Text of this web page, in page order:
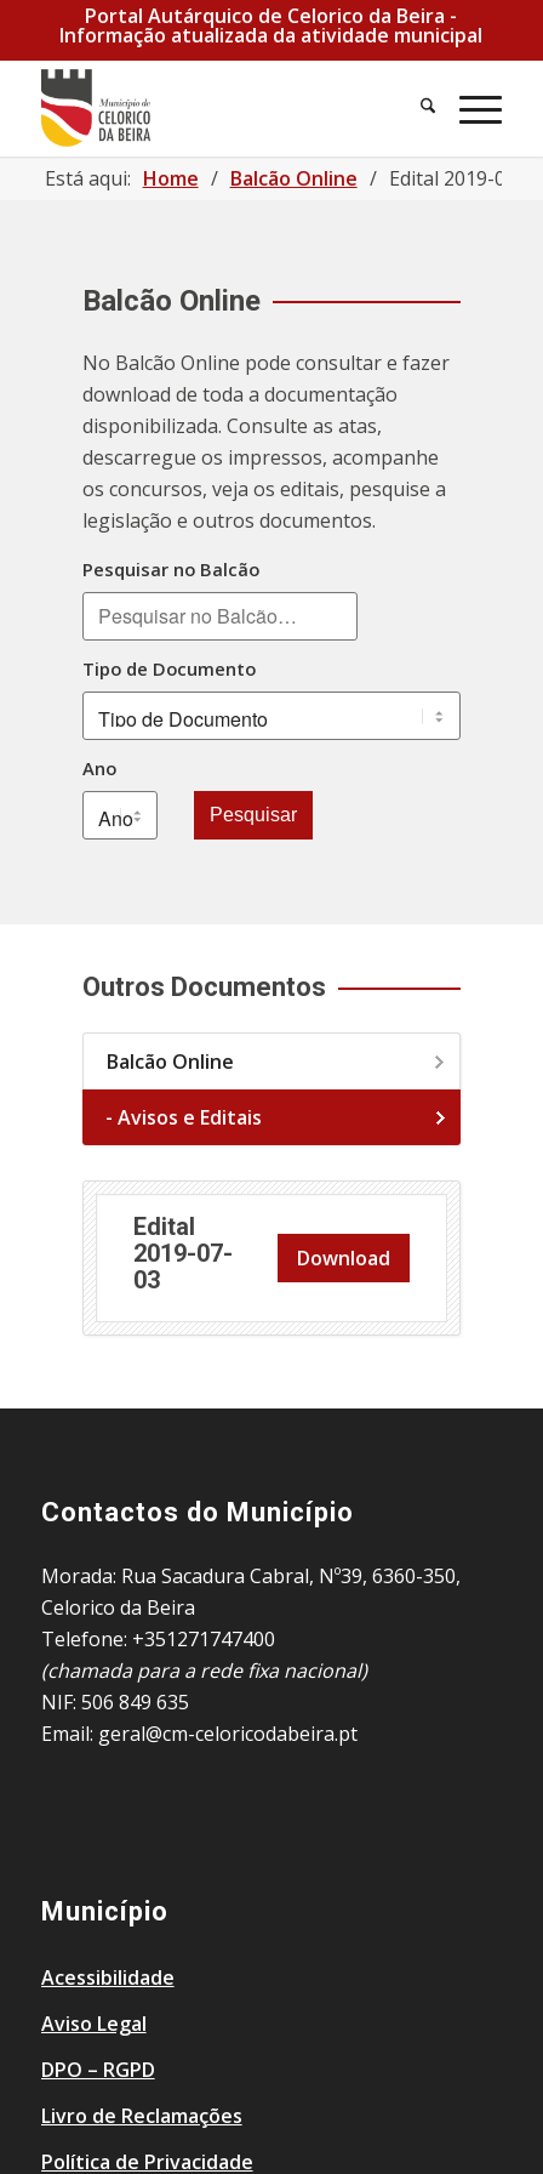
Portal Autárquico de Celorico da Beira -
Informação atualizada da atividade municipal
Pesquisa
Está aqui: Home / Balcão Online / Edital 2019-07-
Balcão Online
No Balcão Online pode consultar e fazer
download de toda a documentação
disponibilizada. Consulte as atas,
descarregue os impressos, acompanhe
os concursos, veja os editais, pesquise a
legislação e outros documentos.
Pesquisar no Balcão
Tipo de Documento
Ano
Pesquisar
Outros Documentos
Balcão Online
- Avisos e Editais
Edital
2019-07-
03(abre em nova janela)
Download
Contactos do Município
Morada: Rua Sacadura Cabral, Nº39, 6360-350,
Celorico da Beira
Telefone: +351271747400
(chamada para a rede fixa nacional)
NIF: 506 849 635
Email: geral@cm-celoricodabeira.pt
Município
Acessibilidade
Aviso Legal
DPO – RGPD
Livro de Reclamações
Política de Privacidade